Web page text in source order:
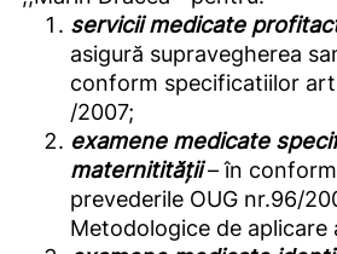
servicii medicate
asigură supravegherea
conform specificatiilor
/2007;
examene medicate
maternitității – în
prevederile OUG nr.96/
Metodologice de aplicare